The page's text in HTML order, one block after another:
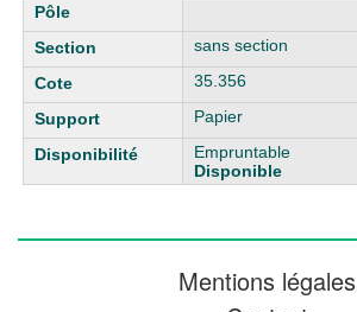
sans section
35.356
Papier
Empruntable
Disponible
Mentions légales